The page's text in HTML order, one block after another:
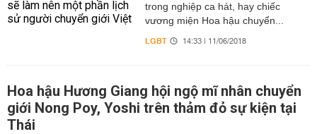
trong nghiệp ca hát, hay chiếc
vương miện Hoa hậu chuyển...
LGBT 14:33 | 11/06/2018
Hoa hậu Hương Giang hội ngộ mĩ nhân chuyển
giới Nong Poy, Yoshi trên thảm đỏ sự kiện tại
Thái